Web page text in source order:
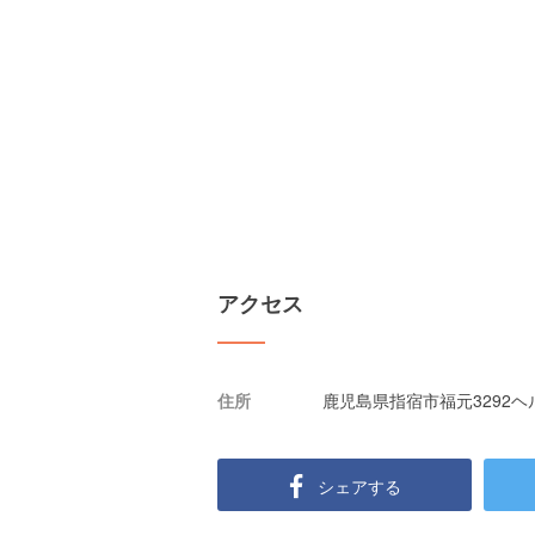
アクセス
住所 鹿児島県指宿市福元3292ヘ
シェアする